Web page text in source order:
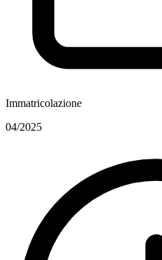
Immatricolazione
04/2025